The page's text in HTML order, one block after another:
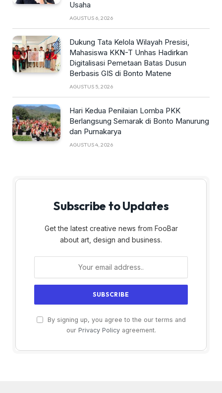
Usaha
AGUSTUS 6, 2026
Dukung Tata Kelola Wilayah Presisi,
Mahasiswa KKN-T Unhas Hadirkan
Digitalisasi Pemetaan Batas Dusun
Berbasis GIS di Bonto Matene
AGUSTUS 5, 2026
Hari Kedua Penilaian Lomba PKK
Berlangsung Semarak di Bonto Manurung
dan Purnakarya
AGUSTUS 4, 2026
Subscribe to Updates
Get the latest creative news from FooBar
about art, design and business.
By signing up, you agree to the our terms and
our Privacy Policyagreement.